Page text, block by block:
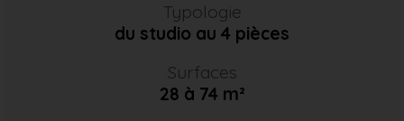
Typologie
du studio au 4 pièces
Surfaces
28 à 74 m²